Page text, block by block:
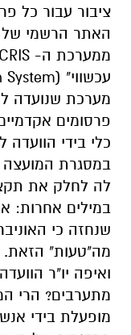
ציבור עבור כל
האתר הרשמי של
ממערכת ה- CRIS
עכשווי" (System
מערכת שנועדה
פרסומים
כלי בידי
במסגרת המועצה
לה לחלק את
במילים אחרות:
שנחזה כי
מה"טעות" הזאת.
ואיפה יו"ר
מתערבים? הרי
מופעלת בידי